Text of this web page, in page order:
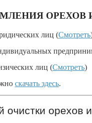
ОРЕХОВ
лиц (Смотреть
лиц (Смотреть)
скачать здесь.
орехов